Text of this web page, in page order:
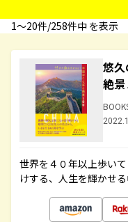
1〜20件/258件中 を表示
悠
絶景
世界を４０年以上歩い
けする、人生を輝かせ